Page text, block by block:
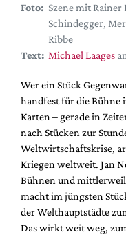
Premierensuche
Festival-Planer
Hefte
Alle Hefte
Leseproben
Podcast
Service
Shop / Abo
Newsletter
Redaktion
Autor:innen
Foto: Szene mit Rainer
Schindegger,
Ribbe
Text: Michael Laages
Wer ein Stück
handfest für die Bühne
Karten – gerade in
nach Stücken zur
Weltwirtschaftskrise,
Kriegen weltweit. Jan
Bühnen und
macht im jüngsten
der Welthauptstädte
Das wirkt weit weg,